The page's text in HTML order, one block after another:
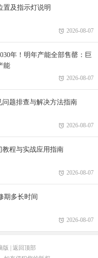
置及指示灯说明
2026-08-07
年！明年产能全部售罄：巨
能
2026-08-07
问题排查与解决方法指南
2026-08-07
教程与实战应用指南
2026-08-07
期多长时间
2026-08-07
版 | 返回顶部